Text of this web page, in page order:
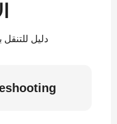
دليل للتنقل